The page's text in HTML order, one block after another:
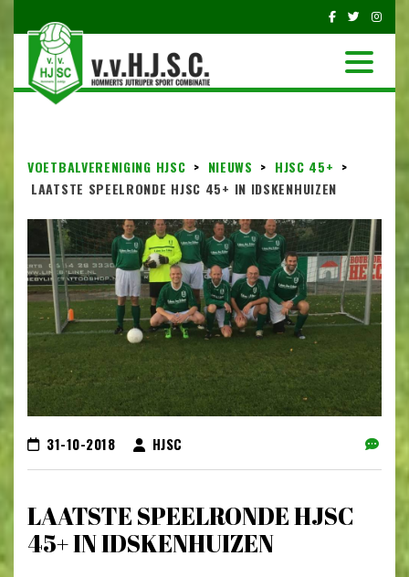
VOETBALVERENIGING HJSC > NIEUWS > HJSC 45+ >
LAATSTE SPEELRONDE HJSC 45+ IN IDSKENHUIZEN
31-10-2018 HJSC
LAATSTE SPEELRONDE HJSC
45+ IN IDSKENHUIZEN